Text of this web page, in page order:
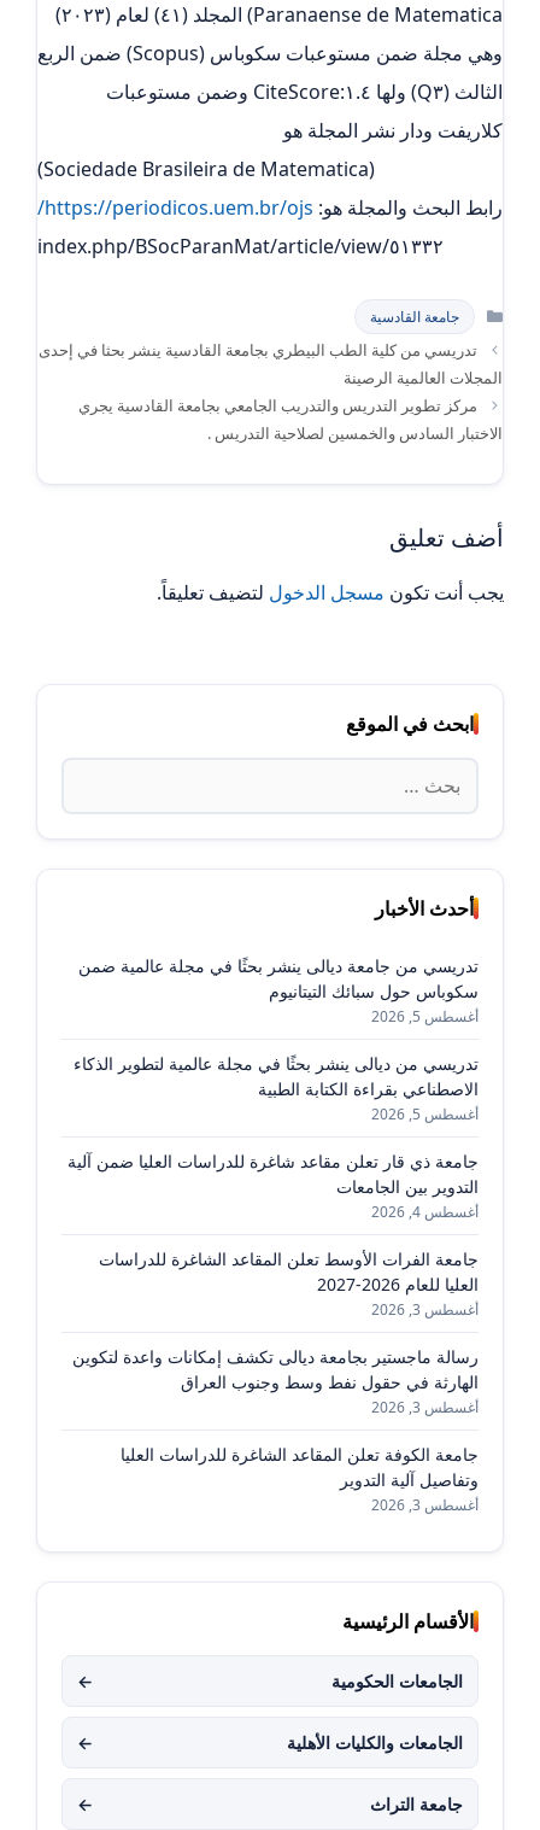
Paranaense de Matematica) المجلد (٤١) لعام (٢٠٢٣)
وهي مجلة ضمن مستوعبات سكوباس (Scopus) ضمن الربع
الثالث (Q٣) ولها ١.٤:CiteScore وضمن مستوعبات
كلاريفت ودار نشر المجلة هو
(Sociedade Brasileira de Matematica)
رابط البحث والمجلة هو: https://periodicos.uem.br/ojs/
index.php/BSocParanMat/article/view/٥١٣٣٢
التصنيفات
جامعة القادسية
تدريسي من كلية الطب البيطري بجامعة القادسية ينشر بحثا في إحدى
المجلات العالمية الرصينة
مركز تطوير التدريس والتدريب الجامعي بجامعة القادسية يجري
الاختبار السادس والخمسين لصلاحية التدريس .
أضف تعليق
يجب أنت تكون مسجل الدخول لتضيف تعليقاً.
ابحث في الموقع
البحث
عن:
أحدث الأخبار
تدريسي من جامعة ديالى ينشر بحثًا في مجلة عالمية ضمن
سكوباس حول سبائك التيتانيوم
أغسطس 5, 2026
تدريسي من ديالى ينشر بحثًا في مجلة عالمية لتطوير الذكاء
الاصطناعي بقراءة الكتابة الطبية
أغسطس 5, 2026
جامعة ذي قار تعلن مقاعد شاغرة للدراسات العليا ضمن آلية
التدوير بين الجامعات
أغسطس 4, 2026
جامعة الفرات الأوسط تعلن المقاعد الشاغرة للدراسات
العليا للعام 2026-2027
أغسطس 3, 2026
رسالة ماجستير بجامعة ديالى تكشف إمكانات واعدة لتكوين
الهارثة في حقول نفط وسط وجنوب العراق
أغسطس 3, 2026
جامعة الكوفة تعلن المقاعد الشاغرة للدراسات العليا
وتفاصيل آلية التدوير
أغسطس 3, 2026
الأقسام الرئيسية
الجامعات الحكومية ←
الجامعات والكليات الأهلية ←
جامعة التراث ←